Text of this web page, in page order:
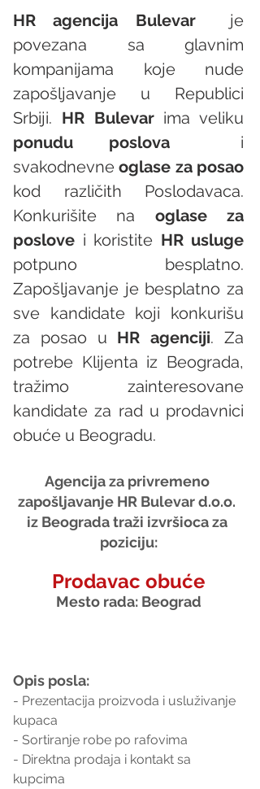
HR agencija Bulevar
  je
povezana sa glavnim
kompanijama koje nude
zapošljavanje u Republici
Srbiji. HR Bulevar
ponudu poslova
  i
svakodnevne oglase za posao
kod različith Poslodavaca.
Konkurišite na oglase za
poslove i koristite HR usluge
potpuno besplatno.
Zapošljavanje je besplatno za
sve kandidate koji konkurišu
za posao u HR agenciji. Za
potrebe Klijenta iz Beograda,
tražimo zainteresovane
kandidate za rad u prodavnici
obuće u Beogradu.
Agencija za privremeno
zapošljavanje HR Bulevar d.o.o.
iz Beograda traži izvršioca za
poziciju:
Prodavac obuće
Mesto rada: Beograd
Opis posla:
- Prezentacija proizvoda i usluživanje
kupaca
- Sortiranje robe po rafovima
- Direktna prodaja i kontakt sa
kupcima